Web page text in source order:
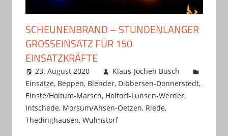
SCHEUNENBRAND – STUNDENLANGER
GROSSEINSATZ FÜR 150 E
INSATZKRÄFTE
23. August 2020
Klaus-Jochen Busch
Einsätze, Beppen, Blender, Dibbersen-Donnerstedt,
Einste/Holtum-Marsch, Holtorf-Lunsen-Werder,
Intschede, Morsum/Ahsen-Oetzen, Riede,
Thedinghausen, Wulmstorf